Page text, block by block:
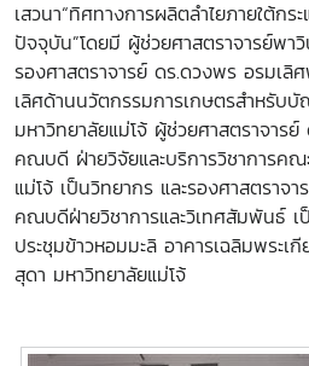
เสวนา“ทิศทางการผลิตลำไยภายใต้กร
ปัจจุบัน”โดยมี ผู้ช่วยศาสตราจารย์พา
รองศาสตราจารย์ ดร.ดวงพร อรมเลิ
เลิศด้านนวัตกรรมการเกษตรสำหรับ
มหาวิทยาลัยแม่โจ้ ผู้ช่วยศาสตราจารย์
คณบดี ฝ่ายวิจัยและบริการวิชาการค
แม่โจ้ เป็นวิทยากร และรองศาสตรา
คณบดีฝ่ายวิชาการและวิเทศสัมพันธ์
ประชุมข้าวหอมมะลิ อาคารเฉลิมพระเ
สุดา มหาวิทยาลัยแม่โจ้